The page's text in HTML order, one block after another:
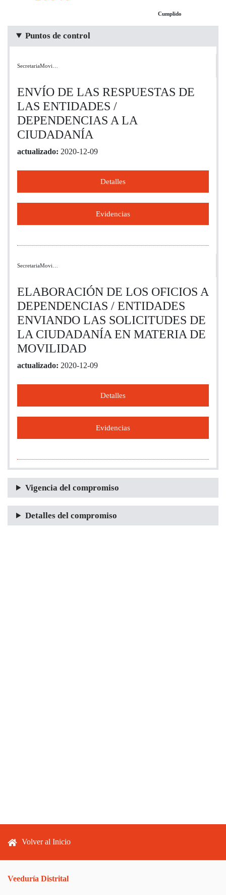
Cumplido
Puntos de control
SecretariaMovi…
ENVÍO DE LAS RESPUESTAS DE
LAS ENTIDADES /
DEPENDENCIAS A LA
CIUDADANÍA
actualizado: 2020-12-09
Detalles
Evidencias
SecretariaMovi…
ELABORACIÓN DE LOS OFICIOS A
DEPENDENCIAS / ENTIDADES
ENVIANDO LAS SOLICITUDES DE
LA CIUDADANÍA EN MATERIA DE
MOVILIDAD
actualizado: 2020-12-09
Detalles
Evidencias
Vigencia del compromiso
Detalles del compromiso
Footer menu
Volver al Inicio
Veeduría Distrital